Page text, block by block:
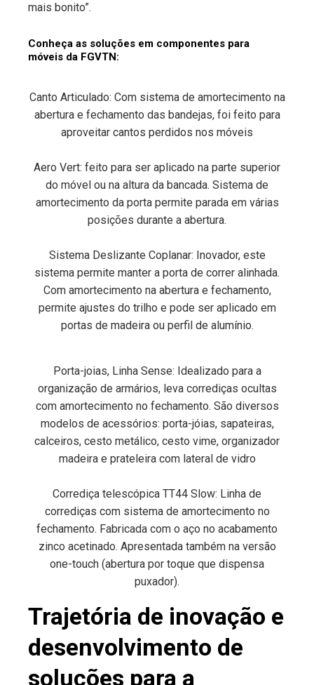
mais bonito”.
Conheça as soluções em componentes para
móveis da FGVTN:
Canto Articulado: Com sistema de amortecimento na
abertura e fechamento das bandejas, foi feito para
aproveitar cantos perdidos nos móveis
Aero Vert: feito para ser aplicado na parte superior
do móvel ou na altura da bancada. Sistema de
amortecimento da porta permite parada em várias
posições durante a abertura.
Sistema Deslizante Coplanar: Inovador, este
sistema permite manter a porta de correr alinhada.
Com amortecimento na abertura e fechamento,
permite ajustes do trilho e pode ser aplicado em
portas de madeira ou perfil de alumínio.
Porta-joias, Linha Sense: Idealizado para a
organização de armários, leva corrediças ocultas
com amortecimento no fechamento. São diversos
modelos de acessórios: porta-jóias, sapateiras,
calceiros, cesto metálico, cesto vime, organizador
madeira e prateleira com lateral de vidro
Corrediça telescópica TT44 Slow: Linha de
corrediças com sistema de amortecimento no
fechamento. Fabricada com o aço no acabamento
zinco acetinado. Apresentada também na versão
one-touch (abertura por toque que dispensa
puxador).
Trajetória de inovação e
desenvolvimento de
soluções para a